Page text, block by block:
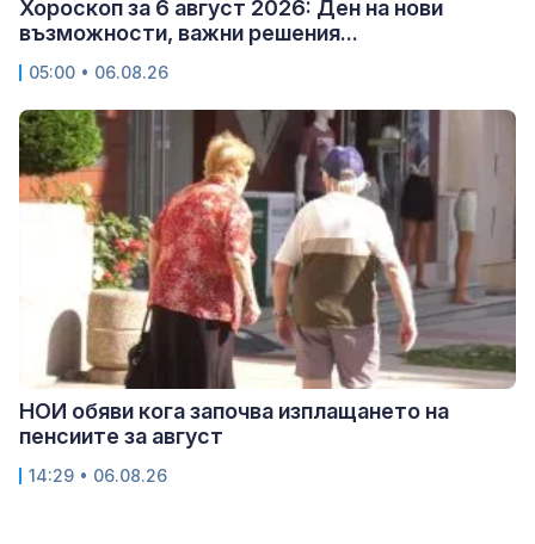
Хороскоп за 6 август 2026: Ден на нови
възможности, важни решения...
05:00 • 06.08.26
НОИ обяви кога започва изплащането на
пенсиите за август
14:29 • 06.08.26